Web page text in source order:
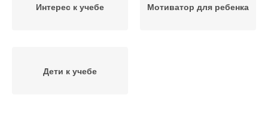
Интерес к учебе Мотиватор для ребенка
Дети к учебе